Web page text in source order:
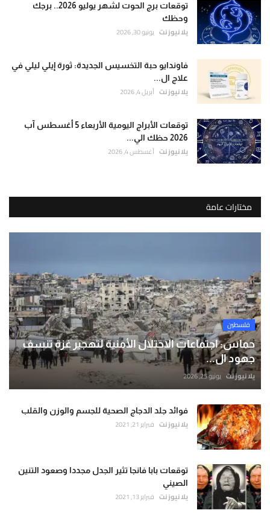
توقعات برج الحوت لشهر يوليو 2026.. برجك
وحظك
يلا نيوز نت يونيو 30, 2026
فاوندايو حبة التخسيس الجديدة: ثورة إيلي ليلي في
علاج ال...
يلا نيوز نت أبريل 4, 2026
توقعات الأبراج اليومية الأربعاء 5 أغسطس آب
2026 حظك الي...
يلا نيوز نت أغسطس 4, 2026
مختارات عامة
فلسطين
حماس: اجتماعات الاحتلال الأمنية لتهجير غزة تنسف
جهود ال...
يلا نيوز نت يونيو 25, 2026
فوائد جلد الدجاج الصحية للجسم والوزن والقلب
يلا نيوز نت فبراير 21, 2021
توقعات بابا فانجا تثير الجدل مجددا وصعود التنين
الصيني
يلا نيوز نت فبراير 13, 2021